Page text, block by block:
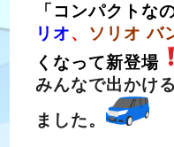
「コンパクトな
リオ、 ソリオ バ
く なって新登場
みんなで出かけ
ました。